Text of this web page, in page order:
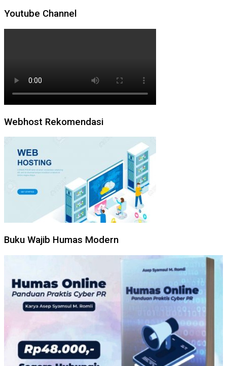
Youtube Channel
Webhost Rekomendasi
Buku Wajib Humas Modern